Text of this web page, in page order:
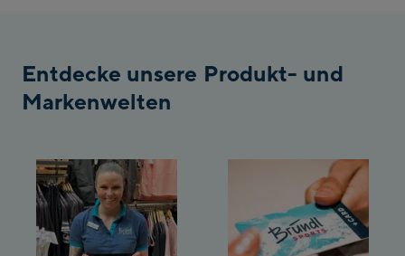
McArthurGlen
Designer Outlet
Mayrhofen Zentrum
Penkenbahn Talstation
/ Valley station
Entdecke unsere Produkt- und
Markenwelten